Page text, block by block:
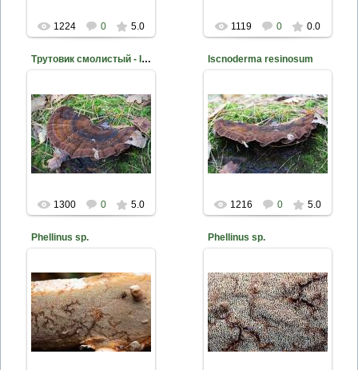
1224 0 5.0 1119 0 0.0
Трутовик смолистый - Ischnoderma benzoinum
2014-03-26
Фото Д. Жуков
mite
1300 0 5.0
Iscnoderma resinosum
2014-03-26
Фото Д. Жуков
mite
1216 0 5.0
Phellinus sp.
2014-03-25
Фото Д. Жуков
mite
Phellinus sp.
2014-03-25
Фото Д. Жуков
mite